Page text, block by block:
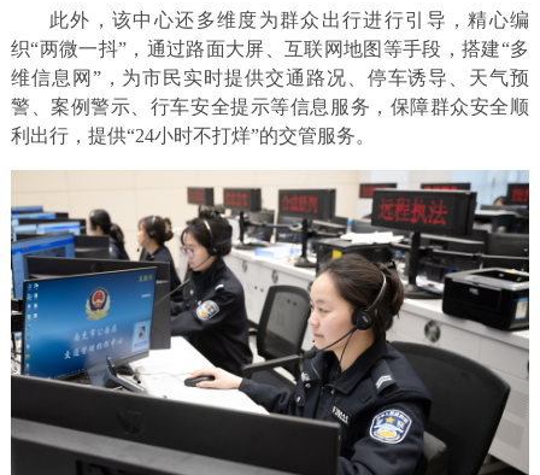
此外，该中心还多维度为群众出行进行引导，精心编
织“两微一抖”，通过路面大屏、互联网地图等手段，搭建“多
维信息网”，为市民实时提供交通路况、停车诱导、天气预
警、案例警示、行车安全提示等信息服务，保障群众安全顺
利出行，提供“24小时不打烊”的交管服务。